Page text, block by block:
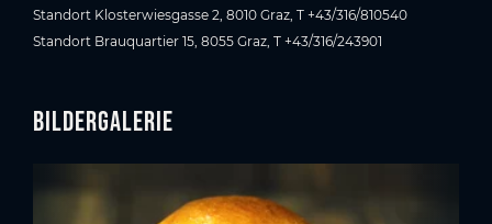
Standort Klosterwiesgasse 2, 8010 Graz, T +43/316/810540
Standort Brauquartier 15, 8055 Graz, T +43/316/243901
Bildergalerie